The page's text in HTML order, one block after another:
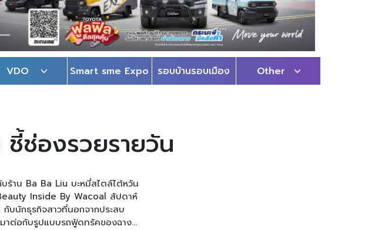
VDO Smart sme Expo รอบบ้านรอบเมือง Other
ชี้ช่องรวยรายวัน
ร้าน Ba Ba Liu บะหมี่สไตล์ไต้หวัน
Inside By Wacoal สัปดาห์
บนักธุรกิจสาวที่นอกจากประสบ
าต่อกับรูปแบบรถฟู้ดทรัคของฉาง